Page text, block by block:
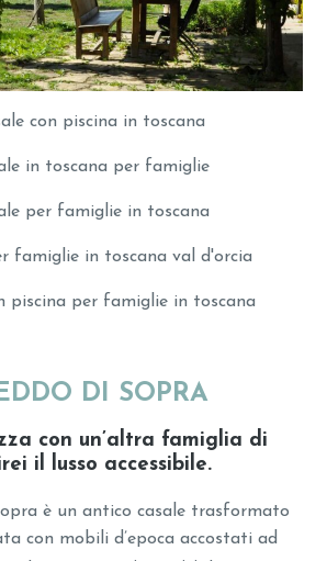
DI SOPRA
con un’altra famiglia di
il lusso accessibile.
è un antico casale trasformato
con mobili d’epoca accostati ad